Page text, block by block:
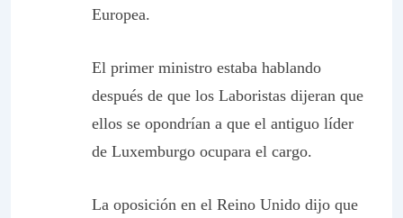
Europea.
El primer ministro estaba hablando
después de que los Laboristas dijeran que
ellos se opondrían a que el antiguo líder
de Luxemburgo ocupara el cargo.
La oposición en el Reino Unido dijo que